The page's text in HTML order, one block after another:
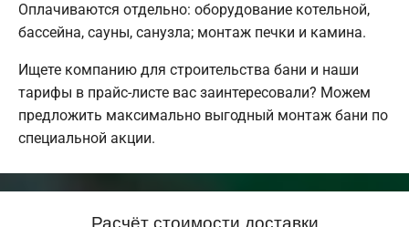
Оплачиваются отдельно: оборудование котельной,
бассейна, сауны, санузла; монтаж печки и камина.
Ищете компанию для строительства бани и наши
тарифы в прайс-листе вас заинтересовали? Можем
предложить максимально выгодный монтаж бани по
специальной акции.
Расчёт стоимости доставки